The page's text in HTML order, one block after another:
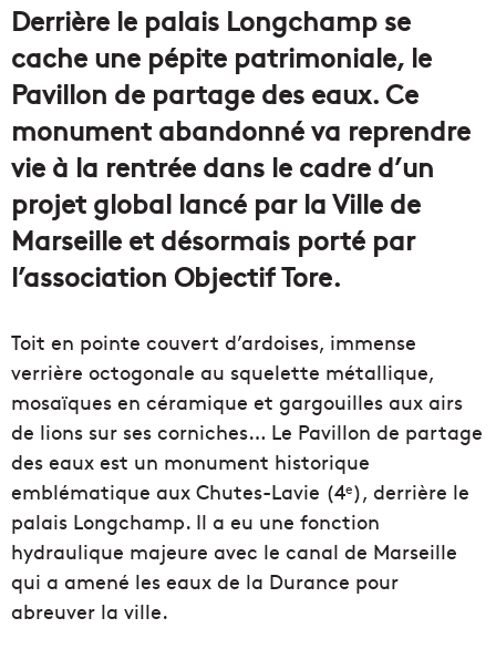
Derrière le palais Longchamp se
cache une pépite patrimoniale, le
Pavillon de partage des eaux. Ce
monument abandonné va reprendre
vie à la rentrée dans le cadre d’un
projet global lancé par la Ville de
Marseille et désormais porté par
l’association Objectif Tore.
Toit en pointe couvert d’ardoises, immense
verrière octogonale au squelette métallique,
mosaïques en céramique et gargouilles aux airs
de lions sur ses corniches… Le Pavillon de partage
des eaux est un monument historique
emblématique aux Chutes-Lavie (4e), derrière le
palais Longchamp. Il a eu une fonction
hydraulique majeure avec le canal de Marseille
qui a amené les eaux de la Durance pour
abreuver la ville.